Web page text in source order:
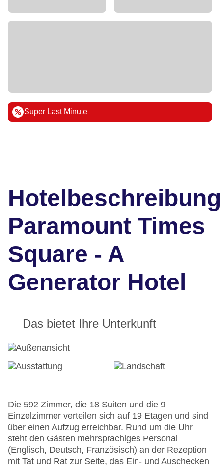
Super Last Minute
Paramount Times
Square - A
Generator Hotel
Das bietet Ihre Unterkunft
Die 592 Zimmer, die 18 Suiten und die 9
Einzelzimmer verteilen sich auf 19 Etagen und sind
über einen Aufzug erreichbar. Rund um die Uhr
steht den Gästen mehrsprachiges Personal
(Englisch, Deutsch, Französisch) an der Rezeption
mit Tat und Rat zur Seite, das Ein- und Auschecken